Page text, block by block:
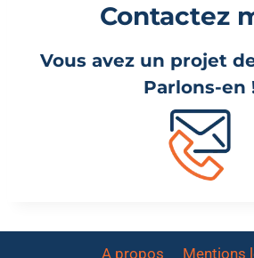
Contactez
Vous avez un projet
Parlons-en
A propos Mentions